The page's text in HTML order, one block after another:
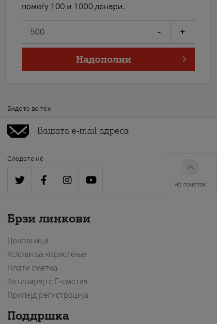
помеѓу 100 и 1000 денари.
- +
Надополни
Бидете во тек
Следете нè
На почеток
Брзи линкови
Ценовници
Услови за користење
Плати сметка
Активирајте Е-сметка
Припејд регистрација
Поддршка